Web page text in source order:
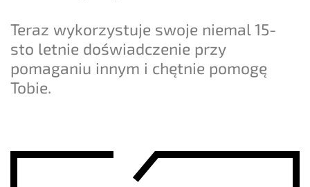
Teraz wykorzystuje swoje niemal 15-
sto letnie doświadczenie przy
pomaganiu innym i chętnie pomogę
Tobie.